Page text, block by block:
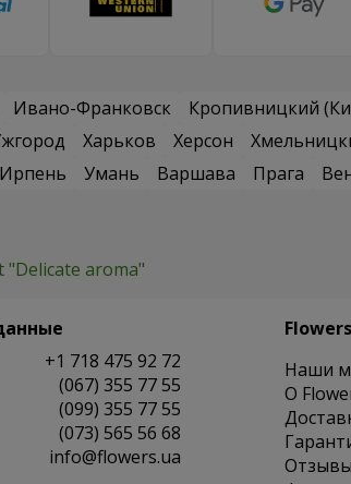
Ивано-Франковск Кропивницкий
Харьков Херсон
Ирпень Умань Варшава Прага
"Delicate aroma"
+1 718 475 92 72
(067) 355 77 55
(099) 355 77 55
(073) 565 56 68
info@flowers.ua
Наши
O
Отзывы